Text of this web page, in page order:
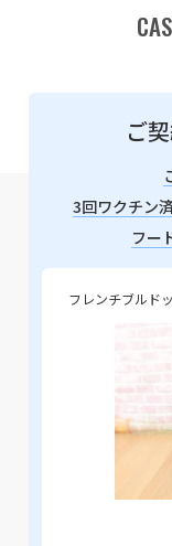
ご
3回ワクチン
フー
フレンチブルド